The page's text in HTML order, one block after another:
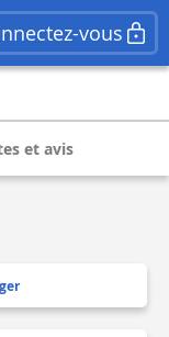
vous
et avis